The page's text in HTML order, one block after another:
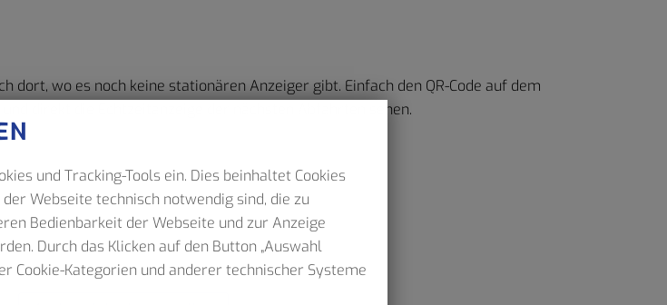
dort, wo es noch keine stationären Anzeiger gibt. Einfach den QR-Code auf dem
direkt die Echtzeitanzeige der nächsten Abfahrten sehen.
und Tracking-Tools ein. Dies beinhaltet Cookies
Webseite technisch notwendig sind, die zu
Bedienbarkeit der Webseite und zur Anzeige
Durch das Klicken auf den Button „Auswahl
Cookie-Kategorien und anderer technischer Systeme